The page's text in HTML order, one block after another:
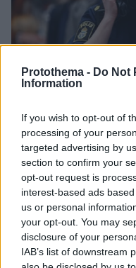
Protothema - Do Not
Information
If you wish to opt-out of
processing of your
targeted advertising by
section to confirm your
opt-out request is
interest-based ads
us or personal
your opt-out. You may
disclosure of your
IAB’s list of downstream
Στοκχόλμη:
φορτηγού της φονικής
Eπιβεβαιώνεται η
07.04.2017, 23:28 4